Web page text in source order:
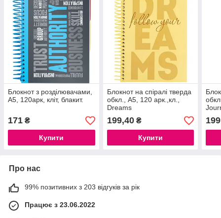
Блокнот з розділювачами,
А5, 120арк, кліт, блакит.
171 ₴
Купити
Блокнот на спіралі тверда
обкл., А5, 120 арк.,кл.,
Dreams
199,40₴
Купити
Про нас
99% позитивних з 203 відгуків за рік
Працює з 23.06.2022